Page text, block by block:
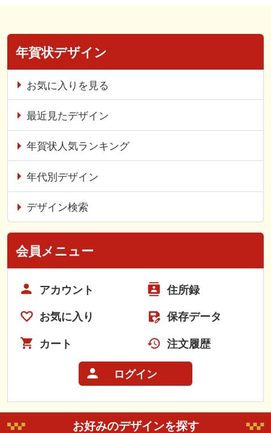
年賀状デザイン
お気に入りを見る
最近見たデザイン
年賀状人気ランキング
年代別デザイン
デザイン検索
会員メニュー
アカウント 住所録
お気に入り 保存データ
カート 注文履歴
ログイン
お好みのデザインを探す